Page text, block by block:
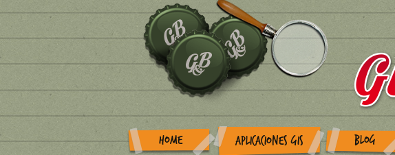
HOME APLICACIONES GIS BLOG